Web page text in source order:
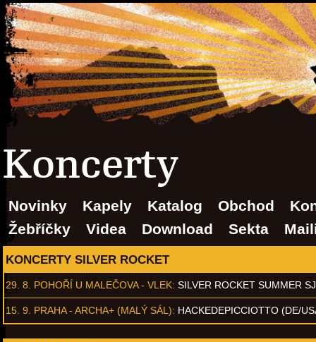
Koncerty
Novinky Kapely Katalog Obchod
Žebříčky
Videa Download Sekta
KONCERTY SILVER ROCKET
29. 8. POHOŘÍ U MALEČOVA - VLEK: SILVER ROCKET SUMMER
15. 9. PRAHA - ARCHA+ (MALÝ SÁL): HACKEDEPICCIOTTO (DE/